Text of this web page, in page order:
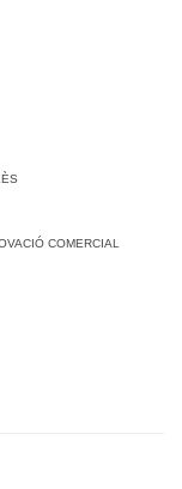
COMERCIAL